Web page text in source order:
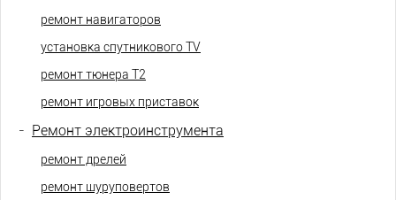
ремонт навигаторов
установка спутникового TV
ремонт тюнера Т2
ремонт игровых приставок
- Ремонт электроинструмента
ремонт дрелей
ремонт шуруповертов